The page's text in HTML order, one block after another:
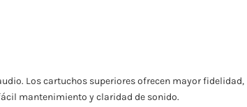
Los cartuchos superiores ofrecen mayor fidelidad,
mantenimiento y claridad de sonido.